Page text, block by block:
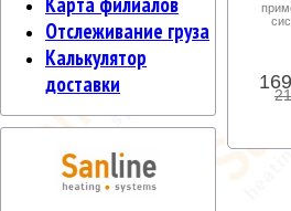
Отслеживание груза
Калькулятор
доставки